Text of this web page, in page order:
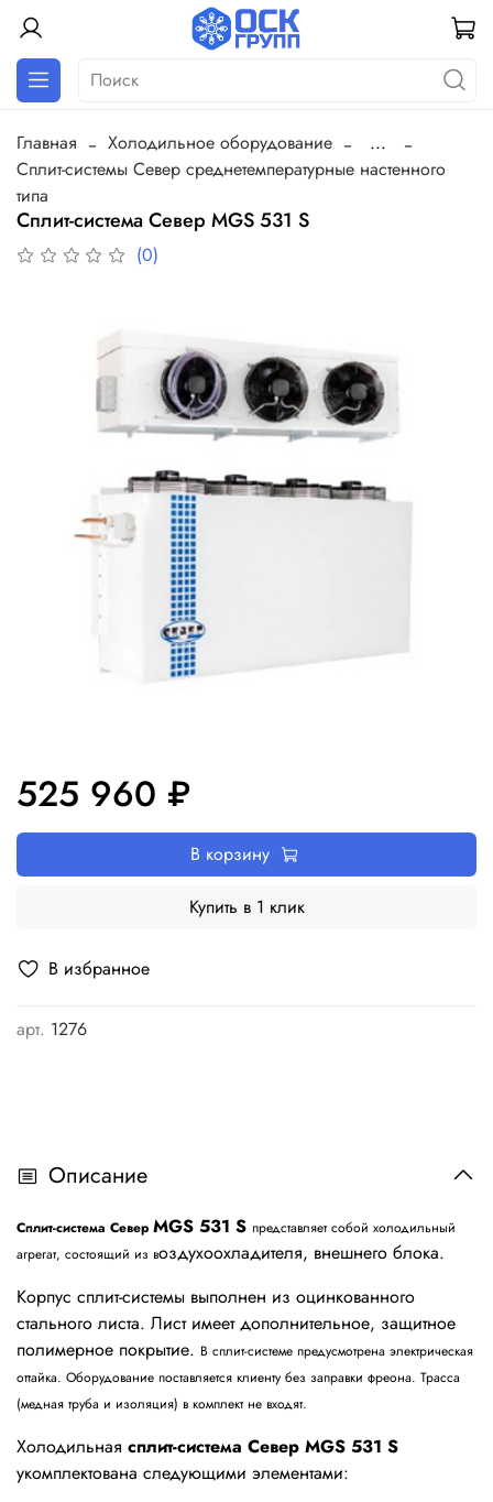
Главная Холодильное оборудование
...
Сплит-системы Север среднетемпературные настенного
типа
Сплит-система Север MGS 531 S
(0)
В избранное
арт. 1276
525 960 ₽
В корзину
Купить в 1 клик
Описание
Сплит-система Север MGS 531 S представляет собой холодильный
агрегат, состоящий из воздухоохладителя, внешнего блока.
Корпус сплит-системы выполнен из оцинкованного
стального листа. Лист имеет дополнительное, защитное
полимерное покрытие. В сплит-системе предусмотрена электрическая
оттайка. Оборудование поставляется клиенту без заправки фреона. Трасса
(медная труба и изоляция) в комплект не входят.
Холодильная сплит-система Север MGS 531 S
укомплектована следующими элементами: